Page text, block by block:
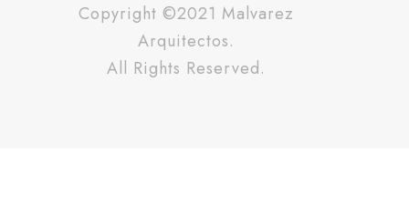
Copyright ©2021 Malvarez
Arquitectos.
All Rights Reserved.